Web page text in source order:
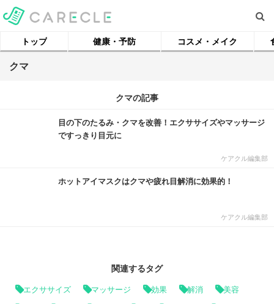
トップ 健康・予防 コスメ・メイク
クマ
クマの記事
目の下のたるみ・クマを改善！エクササイズやマッサージ
ですっきり目元に
ケアクル編集部
ホットアイマスクはクマや疲れ目解消に効果的！
ケアクル編集部
関連するタグ
エクササイズ マッサージ 効果 解消 美容